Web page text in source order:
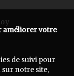
améliorer votre
de suivi pour
notre site,